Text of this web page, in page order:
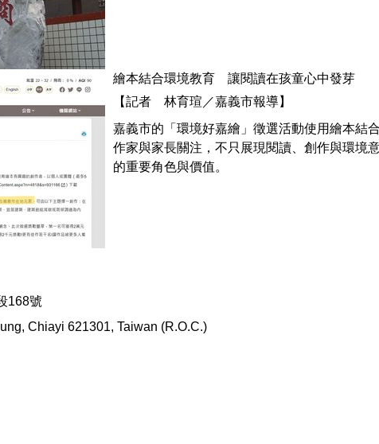
繪本結合環境教育 讓閱讀在孩童心中發芽
【記者 林育瑄／嘉義市報導】
嘉義市的「環境好嘉繪」徵選活動使用繪本結
作家與家長關注，不只展現閱讀、創作與環境
的重要角色與價值。
168號
Chiayi 621301, Taiwan (R.O.C.)